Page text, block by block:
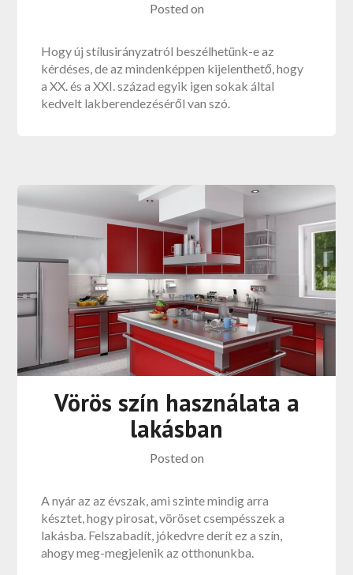
Posted on
Hogy új stílusirányzatról beszélhetünk-e az
kérdéses, de az mindenképpen kijelenthető, hogy
a XX. és a XXI. század egyik igen sokak által
kedvelt lakberendezéséről van szó.
Vörös szín használata a
lakásban
Posted on
A nyár az az évszak, ami szinte mindig arra
késztet, hogy pirosat, vöröset csempésszek a
lakásba. Felszabadít, jókedvre derít ez a szín,
ahogy meg-megjelenik az otthonunkba.